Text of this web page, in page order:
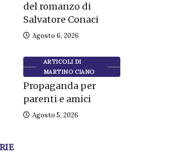
del romanzo di
Salvatore Conaci
Agosto 6, 2026
ARTICOLI DI
MARTINO CIANO
Propaganda per
parenti e amici
Agosto 5, 2026